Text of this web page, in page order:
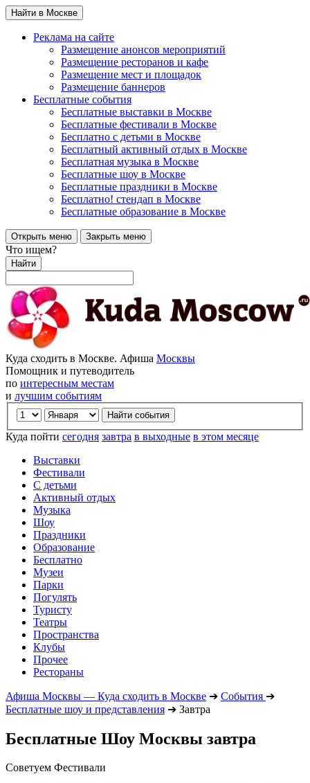
Найти в Москве
Реклама на сайте
Размещение анонсов мероприятий
Размещение ресторанов и кафе
Размещение мест и площадок
Размещение баннеров
Бесплатные события
Бесплатные выставки в Москве
Бесплатные фестивали в Москве
Бесплатно с детьми в Москве
Бесплатный активный отдых в Москве
Бесплатная музыка в Москве
Бесплатные шоу в Москве
Бесплатные праздники в Москве
Бесплатно! стендап в Москве
Бесплатные образование в Москве
Открыть меню Закрыть меню
Что ищем?
Найти
Куда сходить в Москве. Афиша Москвы
Помощник и путеводитель
по интересным местам
и лучшим событиям
Куда пойти сегодня завтра в выходные в этом месяце
Выставки
Фестивали
С детьми
Активный отдых
Музыка
Шоу
Праздники
Образование
Бесплатно
Музеи
Парки
Погулять
Туристу
Театры
Пространства
Клубы
Прочее
Рестораны
Афиша Москвы — Куда сходить в Москве ➔ События ➔
Бесплатные шоу и представления ➔ Завтра
Бесплатные Шоу Москвы завтра
Советуем Фестивали